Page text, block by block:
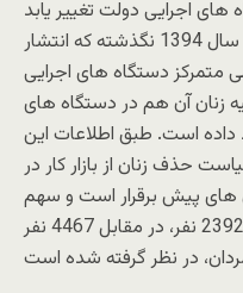
اجرایی دولت تغییر یابد
اما متأسفانه هنوز چند صباحی از سال 1394 نگذشته که انتشار
متمرکز دستگاه های اجرایی
زنان آن هم در دستگاه های
داده است. طبق اطلاعات این
حذف زنان از بازار کار در
های پیش برقرار است و سهم
اختصاصی زنان در آزمون استخدامی، 2392 نفر، در مقابل 4467 نفر